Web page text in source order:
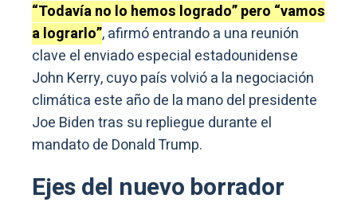
“Todavía no lo hemos logrado” pero “vamos
a lograrlo”, afirmó entrando a una reunión
clave el enviado especial estadounidense
John Kerry, cuyo país volvió a la negociación
climática este año de la mano del presidente
Joe Biden tras su repliegue durante el
mandato de Donald Trump.
Ejes del nuevo borrador